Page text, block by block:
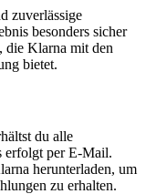
zuverlässige
besonders sicher
die Klarna mit den
bietet.
du alle
erfolgt per E-Mail.
herunterladen, um
zu erhalten.